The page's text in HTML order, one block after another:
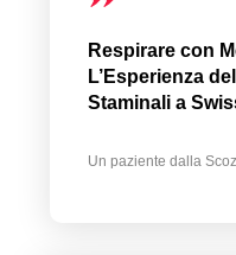
Respirare con
L’Esperienza
Staminali a
Un paziente dalla